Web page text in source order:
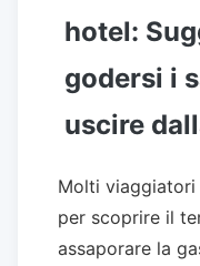
hotel:
godersi i
uscire
Molti viaggiatori
per scoprire il
assaporare la